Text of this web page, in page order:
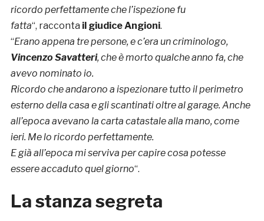
ricordo perfettamente che l’ispezione fu
fatta“, racconta il giudice Angioni.
“Erano appena tre persone, e c’era un criminologo,
Vincenzo Savatteri, che è morto qualche anno fa, che
avevo nominato io.
Ricordo che andarono a ispezionare tutto il perimetro
esterno della casa e gli scantinati oltre al garage. Anche
all’epoca avevano la carta catastale alla mano, come
ieri. Me lo ricordo perfettamente.
E già all’epoca mi serviva per capire cosa potesse
essere accaduto quel giorno“.
La stanza segreta